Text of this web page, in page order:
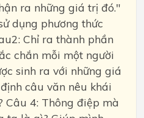
ra những giá trị đó."
dụng phương thức
Chỉ ra thành phần
chắn mỗi một người
sinh ra với những giá
câu văn nêu khái
Câu 4: Thông điệp mà